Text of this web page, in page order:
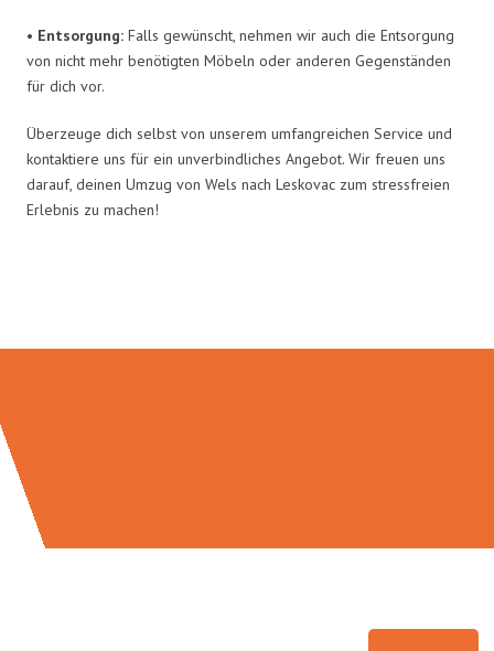
• Entsorgung: Falls gewünscht, nehmen wir auch die Entsorgung
von nicht mehr benötigten Möbeln oder anderen Gegenständen
für dich vor.
Überzeuge dich selbst von unserem umfangreichen Service und
kontaktiere uns für ein unverbindliches Angebot. Wir freuen uns
darauf, deinen Umzug von Wels nach Leskovac zum stressfreien
Erlebnis zu machen!